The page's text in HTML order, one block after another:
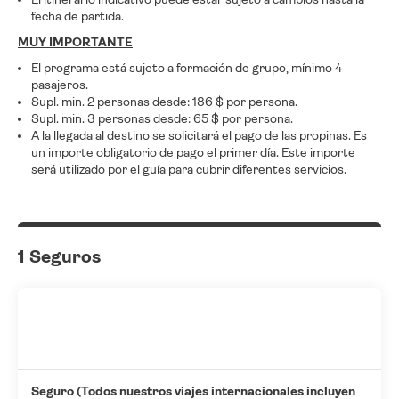
fecha de partida.
MUY IMPORTANTE
El programa está sujeto a formación de grupo, mínimo 4
pasajeros.
Supl. min. 2 personas desde: 186 $ por persona.
Supl. min. 3 personas desde: 65 $ por persona.
A la llegada al destino se solicitará el pago de las propinas. Es
un importe obligatorio de pago el primer día. Este importe
será utilizado por el guía para cubrir diferentes servicios.
1 Seguros
Seguro (Todos nuestros viajes internacionales incluyen